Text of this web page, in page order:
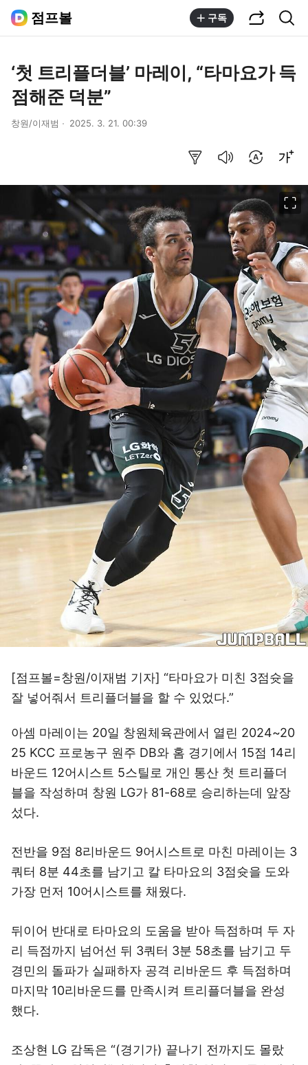
점프볼 구독
‘첫 트리플더블’ 마레이, “타마요가 득
점해준 덕분”
창원/이재범 2025. 3. 21. 00:39
[점프볼=창원/이재범 기자] “타마요가 미친 3점슛을
잘 넣어줘서 트리플더블을 할 수 있었다.”
아셈 마레이는 20일 창원체육관에서 열린 2024~20
25 KCC 프로농구 원주 DB와 홈 경기에서 15점 14리
바운드 12어시스트 5스틸로 개인 통산 첫 트리플더
블을 작성하며 창원 LG가 81-68로 승리하는데 앞장
섰다.
전반을 9점 8리바운드 9어시스트로 마친 마레이는 3
쿼터 8분 44초를 남기고 칼 타마요의 3점슛을 도와
가장 먼저 10어시스트를 채웠다.
뒤이어 반대로 타마요의 도움을 받아 득점하며 두 자
리 득점까지 넘어선 뒤 3쿼터 3분 58초를 남기고 두
경민의 돌파가 실패하자 공격 리바운드 후 득점하며
마지막 10리바운드를 만족시켜 트리플더블을 완성
했다.
조상현 LG 감독은 “(경기가) 끝나기 전까지도 몰랐